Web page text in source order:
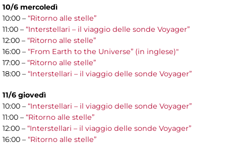
10/6 mercoledì
10:00 – “Ritorno alle stelle”
11:00 – “Interstellari – il viaggio delle sonde Voyager”
12:00 – “Ritorno alle stelle”
16:00 – “From Earth to the Universe” (in inglese)"
17:00 – “Ritorno alle stelle”
18:00 – “Interstellari – il viaggio delle sonde Voyager”
11/6 giovedì
10:00 – “Interstellari – il viaggio delle sonde Voyager”
11:00 – “Ritorno alle stelle”
12:00 – “Interstellari – il viaggio delle sonde Voyager”
16:00 – “Ritorno alle stelle”